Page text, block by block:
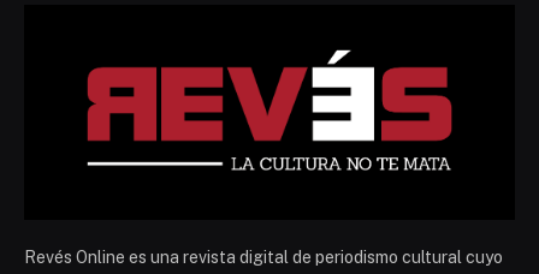
Revés Online es una revista digital de periodismo cultural cuyo